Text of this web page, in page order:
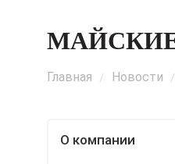
Главная / Новости /
О компании